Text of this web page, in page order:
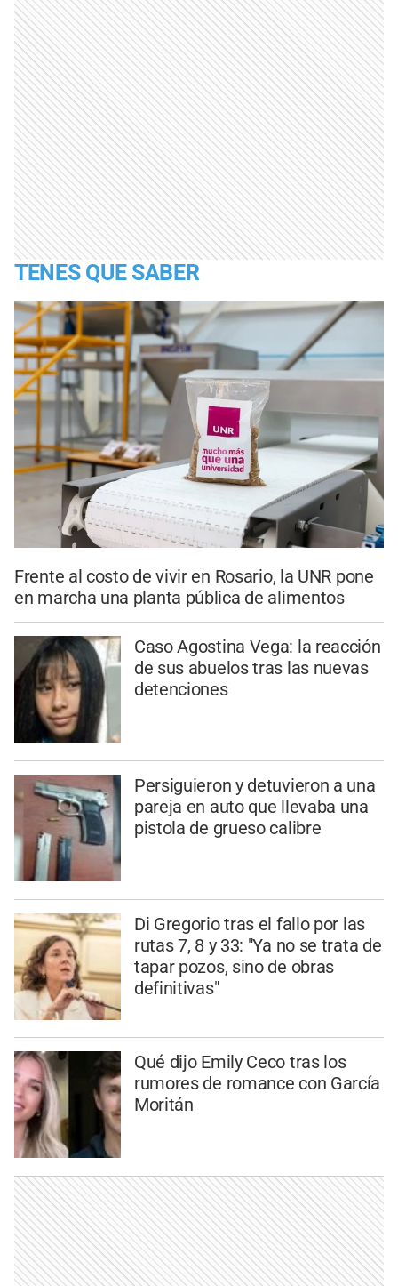
TENES QUE SABER
Frente al costo de vivir en Rosario, la UNR pone
en marcha una planta pública de alimentos
Caso Agostina Vega: la reacción
de sus abuelos tras las nuevas
detenciones
Persiguieron y detuvieron a una
pareja en auto que llevaba una
pistola de grueso calibre
Di Gregorio tras el fallo por las
rutas 7, 8 y 33: "Ya no se trata de
tapar pozos, sino de obras
definitivas"
Qué dijo Emily Ceco tras los
rumores de romance con García
Moritán